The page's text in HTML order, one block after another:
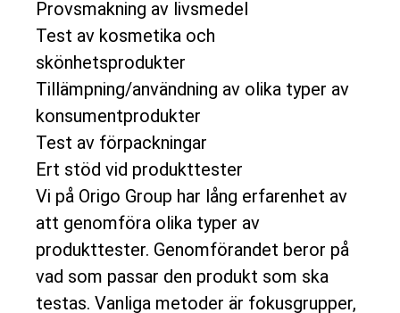
Provsmakning av livsmedel
Test av kosmetika och
skönhetsprodukter
Tillämpning/användning av olika typer av
konsumentprodukter
Test av förpackningar
Ert stöd vid produkttester
Vi på Origo Group har lång erfarenhet av
att genomföra olika typer av
produkttester. Genomförandet beror på
vad som passar den produkt som ska
testas. Vanliga metoder är fokusgrupper,